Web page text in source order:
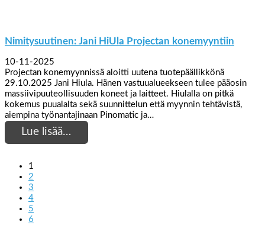
Nimitysuutinen: Jani HiUla Projectan konemyyntiin
10-11-2025
Projectan konemyynnissä aloitti uutena tuotepäällikkönä
29.10.2025 Jani Hiula. Hänen vastuualueekseen tulee pääosin
massiivipuuteollisuuden koneet ja laitteet. Hiulalla on pitkä
kokemus puualalta sekä suunnittelun että myynnin tehtävistä,
aiempina työnantajinaan Pinomatic ja…
Lue lisää…
1
2
3
4
5
6